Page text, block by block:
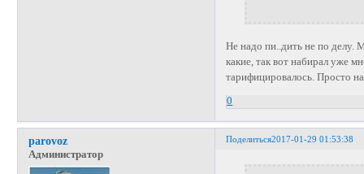
Не надо пи..дить не по делу.
какие, так вот набирал уже
тарифицировалось. Просто
0
Поделиться2017-01-29 01:53:38
parovoz
Администратор